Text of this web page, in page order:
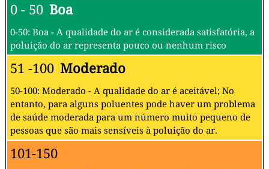
0 - 50 Boa
0-50: Boa - A qualidade do ar é considerada satisfatória, a
poluição do ar representa pouco ou nenhum risco
51 -100 Moderado
50-100: Moderado - A qualidade do ar é aceitável; No
entanto, para alguns poluentes pode haver um problema
de saúde moderada para um número muito pequeno de
pessoas que são mais sensíveis à poluição do ar.
101-150